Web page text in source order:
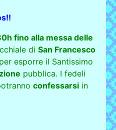
fino alla messa delle
di San Francesco
esporre il Santissimo
pubblica. I fedeli
confessarsi in